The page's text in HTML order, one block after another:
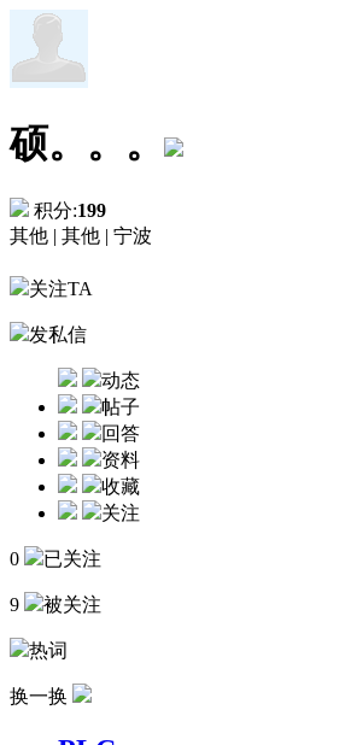
硕。。。
积分:199
其他 | 其他 | 宁波
关注TA
发私信
动态
帖子
回答
资料
收藏
关注
0 已关注
9 被关注
热词
换一换